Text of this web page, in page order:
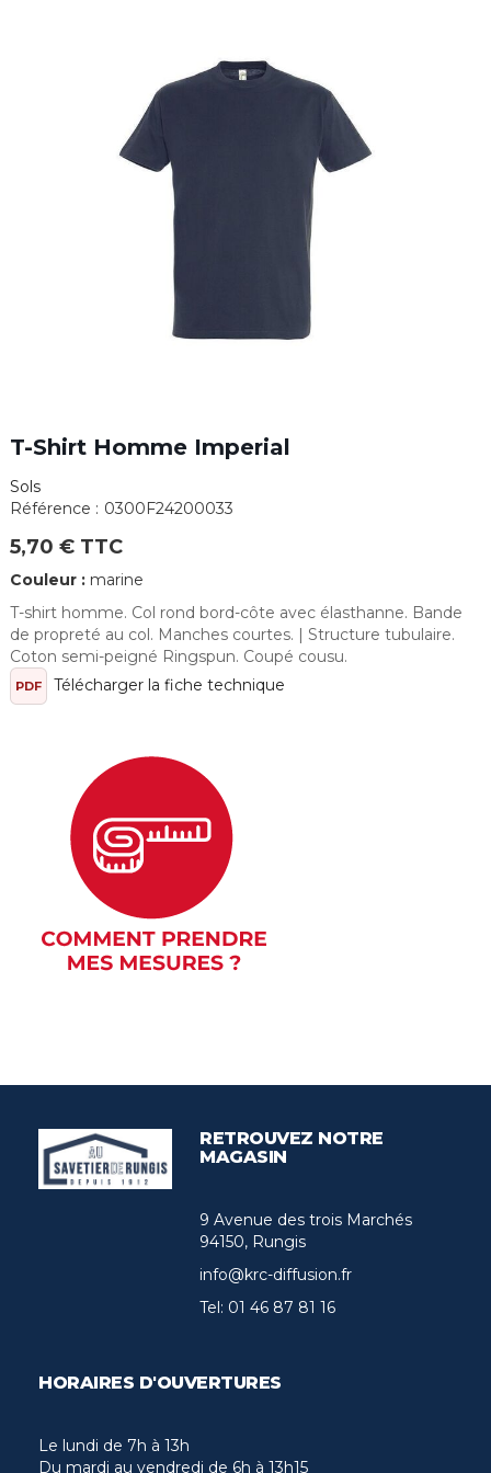
T-Shirt Homme Imperial
Sols
Référence : 0300F24200033
5,70 € TTC
Couleur : marine
T-shirt homme. Col rond bord-côte avec élasthanne. Bande
de propreté au col. Manches courtes. | Structure tubulaire.
Coton semi-peigné Ringspun. Coupé cousu.
PDF Télécharger la fiche technique
RETROUVEZ NOTRE
MAGASIN
9 Avenue des trois Marchés
94150, Rungis
info@krc-diffusion.fr
Tel: 01 46 87 81 16
HORAIRES D'OUVERTURES
Le lundi de 7h à 13h
Du mardi au vendredi de 6h à 13h15